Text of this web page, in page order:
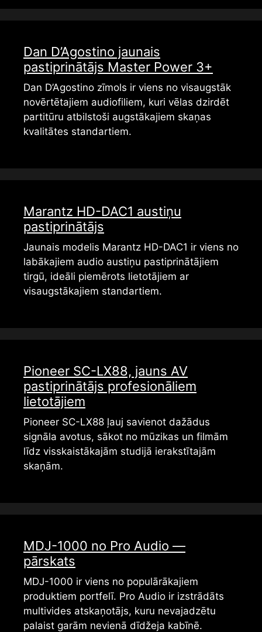
Dan D’Agostino jaunais
pastiprinātājs Master Power 3+
Dan D’Agostino zīmols ir viens no visaugstāk
novērtētajiem audiofiliem, kuri vēlas dzirdēt
partitūru atbilstoši augstākajiem skaņas
kvalitātes standartiem.
Marantz HD-DAC1 austiņu
pastiprinātājs
Jaunais modelis Marantz HD-DAC1 ir viens no
labākajiem audio austiņu pastiprinātājiem
tirgū, ideāli piemērots lietotājiem ar
visaugstākajiem standartiem.
Pioneer SC-LX88, jauns AV
pastiprinātājs profesionāliem
lietotājiem
Pioneer SC-LX88 ļauj savienot dažādus
signāla avotus, sākot no mūzikas un filmām
līdz visskaistākajām studijā ierakstītajām
skaņām.
MDJ-1000 no Pro Audio —
pārskats
MDJ-1000 ir viens no populārākajiem
produktiem portfelī. Pro Audio ir izstrādāts
multivides atskaņotājs, kuru nevajadzētu
palaist garām nevienā dīdžeja kabīnē.